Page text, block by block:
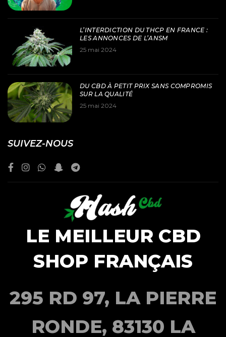
L’INTERDICTION DU THCP EN FRANCE :
LES ANNONCES DE L’ANSM
25 mai 2024
DU CBD À PETIT PRIX SANS COMPROMIS
SUR LA QUALITÉ
25 mai 2024
SUIVEZ-NOUS
LE MEILLEUR CBD
SHOP FRANÇAIS
295 RD 97, LA PIERRE
RONDE, 83130 LA